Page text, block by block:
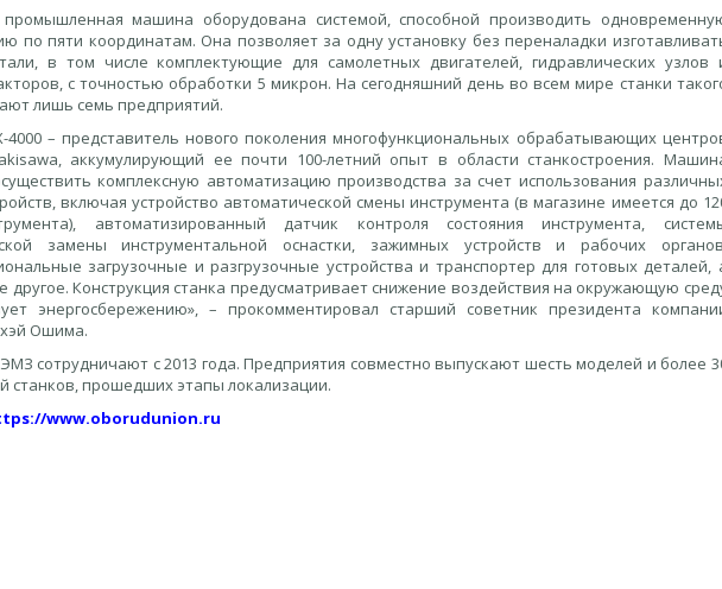
промышленная машина оборудована системой, способной производить
по пяти координатам. Она позволяет за одну установку без переналадки
в том числе комплектующие для самолетных двигателей, гидравлических узлов
с точностью обработки 5 микрон. На сегодняшний день во всем мире станки
лишь семь предприятий.
4000 – представитель нового поколения многофункциональных обрабатывающих
аккумулирующий ее почти 100-летний опыт в области станкостроения.
комплексную автоматизацию производства за счет использования
включая устройство автоматической смены инструмента (в магазине имеется до
автоматизированный датчик контроля состояния инструмента,
замены инструментальной оснастки, зажимных устройств и рабочих
загрузочные и разгрузочные устройства и транспортер для готовых деталей,
другое. Конструкция станка предусматривает снижение воздействия на окружающую
энергосбережению», – прокомментировал старший советник президента
Ошима.
сотрудничают с 2013 года. Предприятия совместно выпускают шесть моделей и более
станков, прошедших этапы локализации.
www.oborudunion.ru